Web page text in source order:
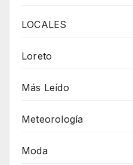
LOCALES
Loreto
Más Leído
Meteorología
Moda